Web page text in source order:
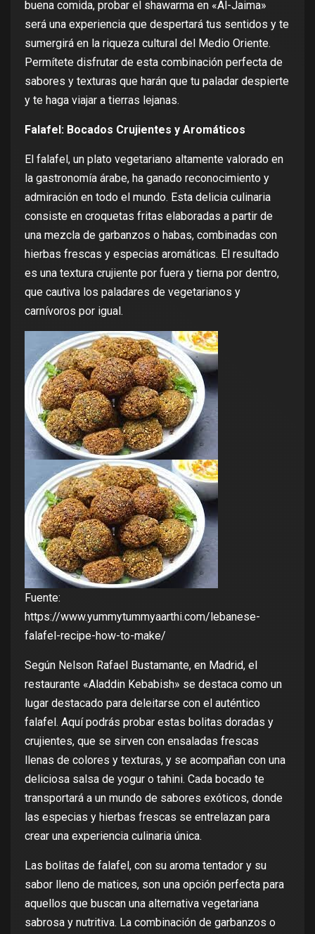
buena comida, probar el shawarma en «Al-Jaima»
será una experiencia que despertará tus sentidos y te
sumergirá en la riqueza cultural del Medio Oriente.
Permítete disfrutar de esta combinación perfecta de
sabores y texturas que harán que tu paladar despierte
y te haga viajar a tierras lejanas.
Falafel: Bocados Crujientes y Aromáticos
El falafel, un plato vegetariano altamente valorado en
la gastronomía árabe, ha ganado reconocimiento y
admiración en todo el mundo. Esta delicia culinaria
consiste en croquetas fritas elaboradas a partir de
una mezcla de garbanzos o habas, combinadas con
hierbas frescas y especias aromáticas. El resultado
es una textura crujiente por fuera y tierna por dentro,
que cautiva los paladares de vegetarianos y
carnívoros por igual.
Fuente:
https://www.yummytummyaarthi.com/lebanese-
falafel-recipe-how-to-make/
Según Nelson Rafael Bustamante, en Madrid, el
restaurante «Aladdin Kebabish» se destaca como un
lugar destacado para deleitarse con el auténtico
falafel. Aquí podrás probar estas bolitas doradas y
crujientes, que se sirven con ensaladas frescas
llenas de colores y texturas, y se acompañan con una
deliciosa salsa de yogur o tahini. Cada bocado te
transportará a un mundo de sabores exóticos, donde
las especias y hierbas frescas se entrelazan para
crear una experiencia culinaria única.
Las bolitas de falafel, con su aroma tentador y su
sabor lleno de matices, son una opción perfecta para
aquellos que buscan una alternativa vegetariana
sabrosa y nutritiva. La combinación de garbanzos o